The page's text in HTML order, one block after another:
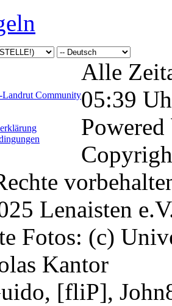
Landrut Community
Alle
05:39
Lenaisten
Fotos: (c)
Kantor
[fliP],